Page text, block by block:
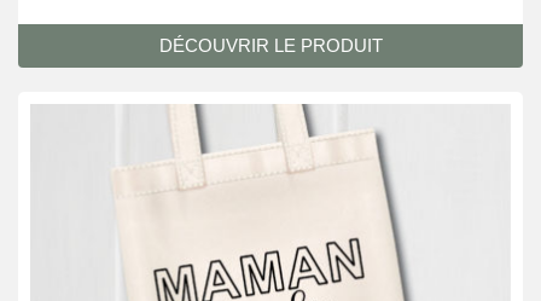
DÉCOUVRIR LE PRODUIT